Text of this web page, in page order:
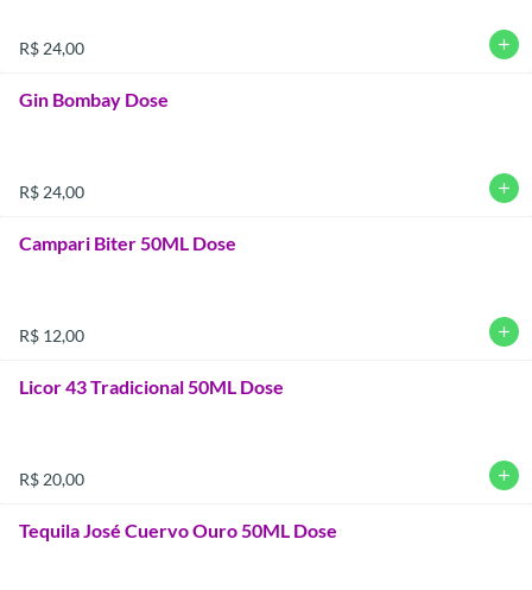
R$ 24,00 add
Gin Bombay Dose
R$ 24,00 add
Campari Biter 50ML Dose
R$ 12,00 add
Licor 43 Tradicional 50ML Dose
R$ 20,00 add
Tequila José Cuervo Ouro 50ML Dose